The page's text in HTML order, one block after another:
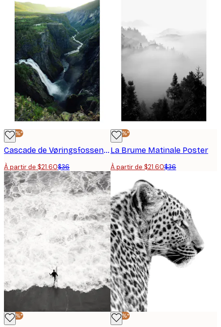
-40%*
Cascade de Vøringsfossen Poster
À partir de $21.60$36
-40%*
La Brume Matinale Poster
À partir de $21.60$36
-40%* -40%*